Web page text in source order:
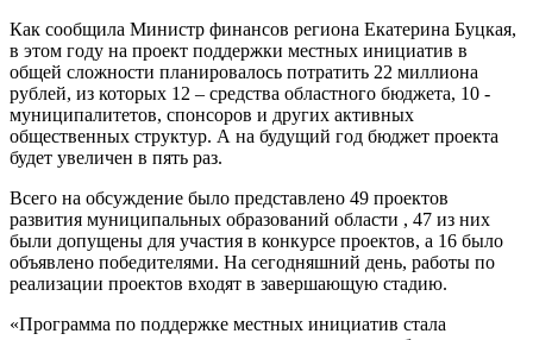
Как сообщила Министр финансов региона Екатерина Буцкая,
в этом году на проект поддержки местных инициатив в
общей сложности планировалось потратить 22 миллиона
рублей, из которых 12 – средства областного бюджета, 10 -
муниципалитетов, спонсоров и других активных
общественных структур. А на будущий год бюджет проекта
будет увеличен в пять раз.
Всего на обсуждение было представлено 49 проектов
развития муниципальных образований области , 47 из них
были допущены для участия в конкурсе проектов, а 16 было
объявлено победителями. На сегодняшний день, работы по
реализации проектов входят в завершающую стадию.
«Программа по поддержке местных инициатив стала